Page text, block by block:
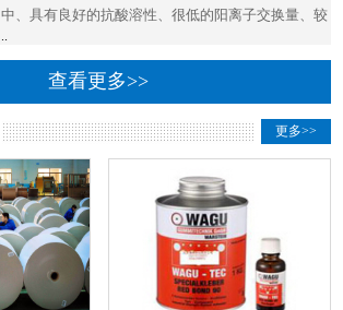
中、具有良好的抗酸溶性、很低的阳离子交换量、较
好的耐火性等特性
查看更多>>
更多>>